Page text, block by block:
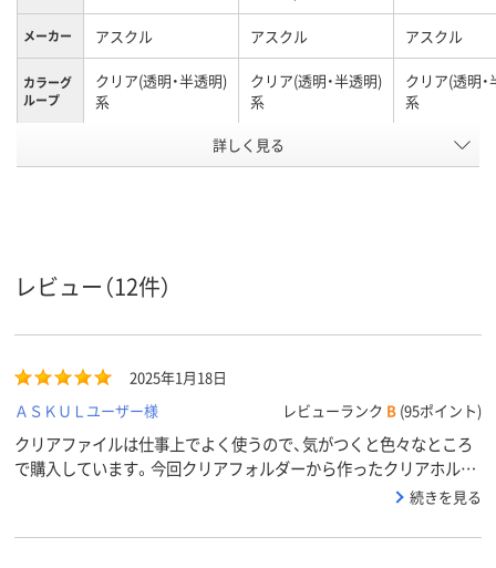
メーカー アスクル アスクル アスクル
カラーグ
ループ
クリア(透明・半透明)
系
クリア(透明・半透明)
系
クリア(透明
系
0.2mm 0.15mm
とじ枚数 30枚
商品環境
詳しく見る
レビュー（12件）
2025年1月18日
ＡＳＫＵＬユーザー様
レビューランク B (95ポイント)
クリアファイルは仕事上でよく使うので、気がつくと色々なところ
で購入しています。今回クリアフォルダーから作ったクリアホルダ
ーというタイトルに、リサイクルは今では必須な社会なので、購入し
続きを見る